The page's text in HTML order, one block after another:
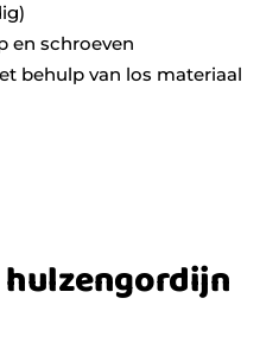
en schroeven
behulp van los materiaal
hulzengordijn